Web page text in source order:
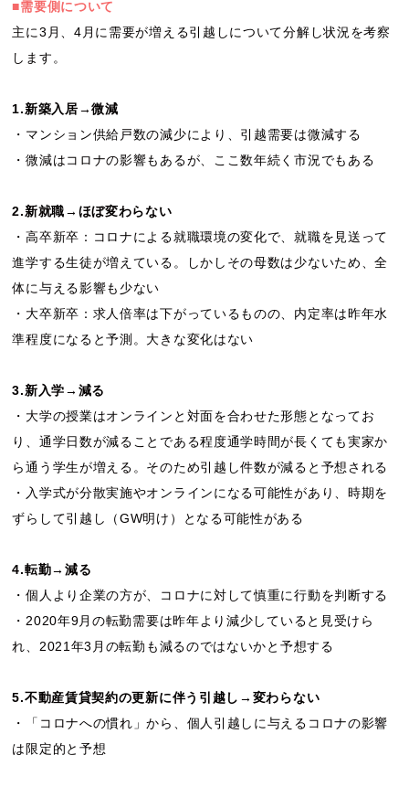
■需要側について
主に3月、4月に需要が増える引越しについて分解し状況を考察
します。
1.新築入居→微減
・マンション供給戸数の減少により、引越需要は微減する
・微減はコロナの影響もあるが、ここ数年続く市況でもある
2.新就職→ほぼ変わらない
・高卒新卒：コロナによる就職環境の変化で、就職を見送って
進学する生徒が増えている。しかしその母数は少ないため、全
体に与える影響も少ない
・大卒新卒：求人倍率は下がっているものの、内定率は昨年水
準程度になると予測。大きな変化はない
3.新入学→減る
・大学の授業はオンラインと対面を合わせた形態となってお
り、通学日数が減ることである程度通学時間が長くても実家か
ら通う学生が増える。そのため引越し件数が減ると予想される
・入学式が分散実施やオンラインになる可能性があり、時期を
ずらして引越し（GW明け）となる可能性がある
4.転勤→減る
・個人より企業の方が、コロナに対して慎重に行動を判断する
・2020年9月の転勤需要は昨年より減少していると見受けら
れ、2021年3月の転勤も減るのではないかと予想する
5.不動産賃貸契約の更新に伴う引越し→変わらない
・「コロナへの慣れ」から、個人引越しに与えるコロナの影響
は限定的と予想